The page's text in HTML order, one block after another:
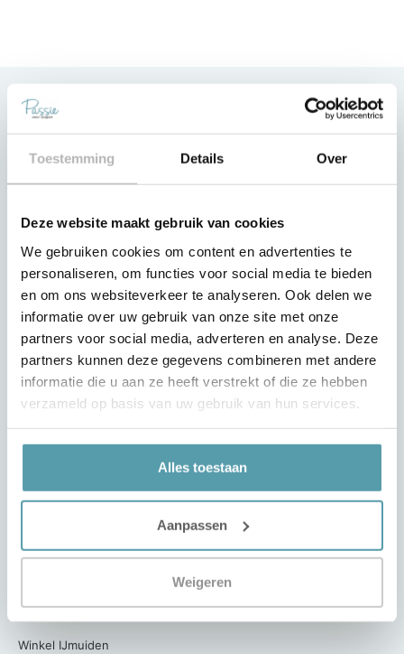
Toestemming Details Over
Deze website maakt gebruik van cookies
We gebruiken cookies om content en advertenties te
personaliseren, om functies voor social media te bieden
en om ons websiteverkeer te analyseren. Ook delen we
informatie over uw gebruik van onze site met onze
partners voor social media, adverteren en analyse. Deze
partners kunnen deze gegevens combineren met andere
informatie die u aan ze heeft verstrekt of die ze hebben
verzameld op basis van uw gebruik van hun services.
Alles toestaan
Aanpassen
Weigeren
Klantenservice
Mijn account
Klantenservice
Bezorg- en retour condities
Passie voor Slapen
Werken bij Passie voor Slapen
Algemene Voorwaarden
Contact
Winkel IJmuiden